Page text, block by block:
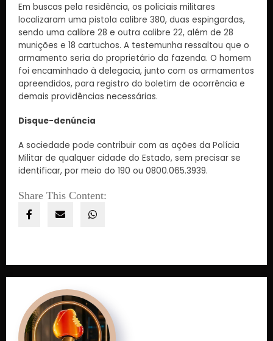
Em buscas pela residência, os policiais militares
localizaram uma pistola calibre 380, duas espingardas,
sendo uma calibre 28 e outra calibre 22, além de 28
munições e 18 cartuchos. A testemunha ressaltou que o
armamento seria do proprietário da fazenda. O homem
foi encaminhado à delegacia, junto com os armamentos
apreendidos, para registro do boletim de ocorrência e
demais providências necessárias.
Disque-denúncia
A sociedade pode contribuir com as ações da Polícia
Militar de qualquer cidade do Estado, sem precisar se
identificar, por meio do 190 ou 0800.065.3939.
Share This Content: